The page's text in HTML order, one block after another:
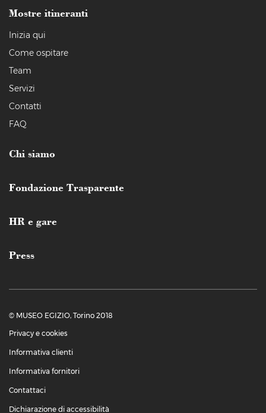
Mostre itineranti
Inizia qui
Come ospitare
Team
Servizi
Contatti
FAQ
Chi siamo
Fondazione Trasparente
HR e gare
Press
© MUSEO EGIZIO, Torino 2018
Privacy e cookies
Informativa clienti
Informativa fornitori
Contattaci
Dichiarazione di accessibilità